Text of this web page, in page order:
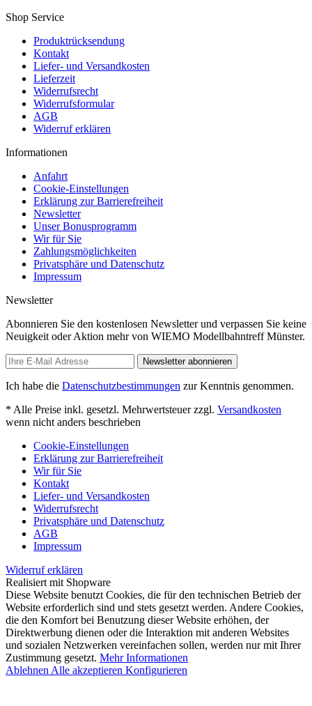
Shop Service
Produktrücksendung
Kontakt
Liefer- und Versandkosten
Lieferzeit
Widerrufsrecht
Widerrufsformular
AGB
Widerruf erklären
Informationen
Anfahrt
Cookie-Einstellungen
Erklärung zur Barrierefreiheit
Newsletter
Unser Bonusprogramm
Wir für Sie
Zahlungsmöglichkeiten
Privatsphäre und Datenschutz
Impressum
Newsletter
Abonnieren Sie den kostenlosen Newsletter und verpassen Sie keine
Neuigkeit oder Aktion mehr von WIEMO Modellbahntreff Münster.
Newsletter abonnieren
Ich habe die Datenschutzbestimmungen zur Kenntnis genommen.
* Alle Preise inkl. gesetzl. Mehrwertsteuer zzgl. Versandkosten
wenn nicht anders beschrieben
Cookie-Einstellungen
Erklärung zur Barrierefreiheit
Wir für Sie
Kontakt
Liefer- und Versandkosten
Widerrufsrecht
Privatsphäre und Datenschutz
AGB
Impressum
Widerruf erklären
Realisiert mit Shopware
Diese Website benutzt Cookies, die für den technischen Betrieb der
Website erforderlich sind und stets gesetzt werden. Andere Cookies,
die den Komfort bei Benutzung dieser Website erhöhen, der
Direktwerbung dienen oder die Interaktion mit anderen Websites
und sozialen Netzwerken vereinfachen sollen, werden nur mit Ihrer
Zustimmung gesetzt. Mehr Informationen
Ablehnen Alle akzeptieren Konfigurieren